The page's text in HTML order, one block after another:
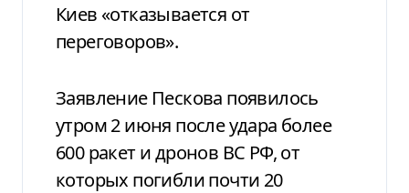
Киев «отказывается от
переговоров».
Заявление Пескова появилось
утром 2 июня после удара более
600 ракет и дронов ВС РФ, от
которых погибли почти 20